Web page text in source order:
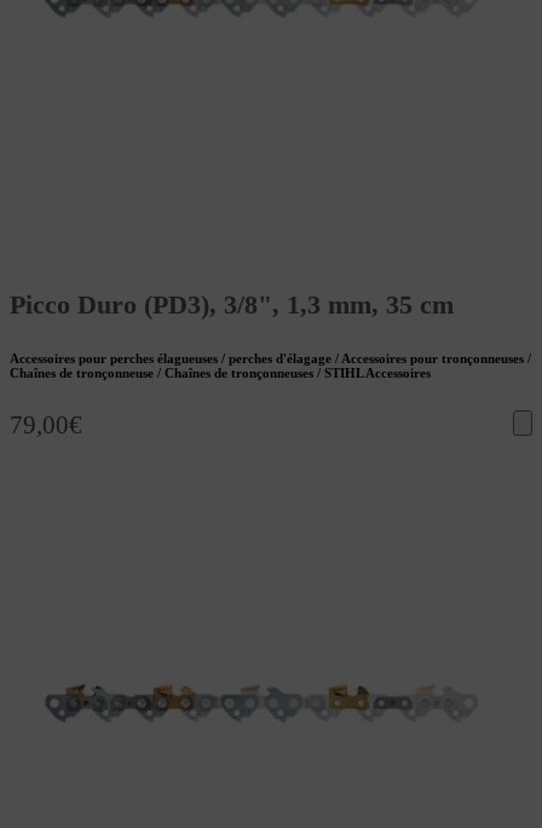
Picco Duro (PD3), 3/8", 1,3 mm, 35 cm
Accessoires pour perches élagueuses / perches d'élagage / Accessoires pour tronçonneuses /
Chaînes de tronçonneuse / Chaînes de tronçonneuses / STIHL Accessoires
79,00€